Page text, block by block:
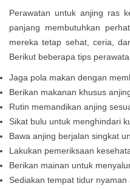
Perawatan untuk anjing ras
panjang membutuhkan
mereka tetap sehat, ceria,
Berikut beberapa tips
Jaga pola makan dengan
Berikan makanan khusus
Rutin memandikan anjing
Sikat bulu untuk menghindari
Bawa anjing berjalan singkat
Lakukan pemeriksaan
Berikan mainan untuk
Sediakan tempat tidur nyaman